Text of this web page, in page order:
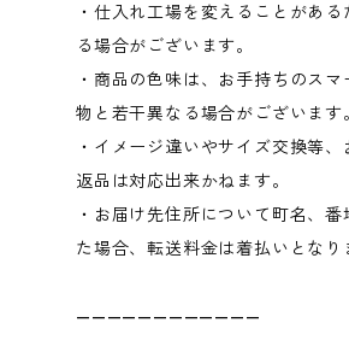
・仕入れ工場を変えることがあ
る場合がございます。
・商品の色味は、お手持ちのス
物と若干異なる場合がございます。
・イメージ違いやサイズ交換等、
返品は対応出来かねます。
・お届け先住所について町名、
た場合、転送料金は着払いとなり
————————————